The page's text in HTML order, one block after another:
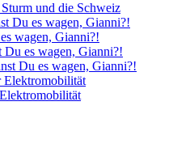
und die Schweiz
Du es wagen, Gianni?!
wagen, Gianni?!
Du es wagen, Gianni?!
Du es wagen, Gianni?!
Elektromobilität